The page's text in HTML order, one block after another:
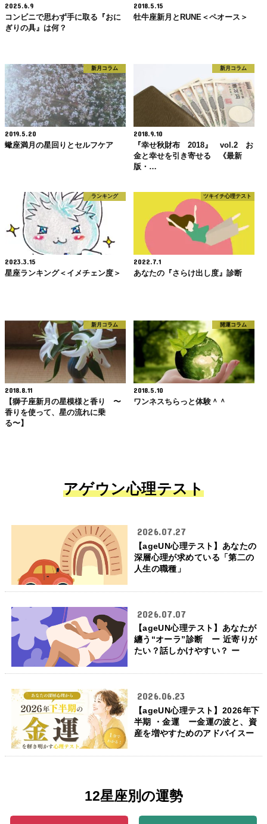
2025.6.9
コンビニで思わず手に取る『おに
ぎりの具』は何？
2018.5.15
牡牛座新月とRUNE＜ペオース＞
新月コラム
2019.5.20
蠍座満月の星回りとセルフケア
新月コラム
2018.9.10
『幸せ秋財布 2018』 vol.2 お
金と幸せを引き寄せる 《最新
版・…
ランキング
2023.3.15
星座ランキング＜イメチェン度＞
ツキイチ心理テスト
2022.7.1
あなたの『さらけ出し度』診断
新月コラム
2018.8.11
【獅子座新月の星模様と香り 〜
香りを使って、星の流れに乗
る〜】
開運コラム
2018.5.10
ワンネスちらっと体験＾＾
アゲウン心理テスト
2026.07.27
【ageUN心理テスト】あなたの
深層心理が求めている「第二の
人生の職種」
2026.07.07
【ageUN心理テスト】あなたが
纏う“オーラ”診断 ー 近寄りが
たい？話しかけやすい？ ー
2026.06.23
【ageUN心理テスト】2026年下
半期 ・金運 ー金運の波と、資
産を増やすためのアドバイスー
12星座別の運勢